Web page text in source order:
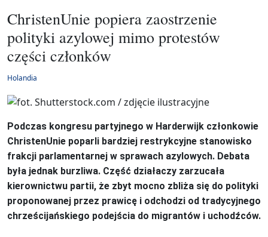
ChristenUnie popiera zaostrzenie
polityki azylowej mimo protestów
części członków
Holandia
Podczas kongresu partyjnego w Harderwijk członkowie
ChristenUnie poparli bardziej restrykcyjne stanowisko
frakcji parlamentarnej w sprawach azylowych. Debata
była jednak burzliwa. Część działaczy zarzucała
kierownictwu partii, że zbyt mocno zbliża się do polityki
proponowanej przez prawicę i odchodzi od tradycyjnego
chrześcijańskiego podejścia do migrantów i uchodźców.